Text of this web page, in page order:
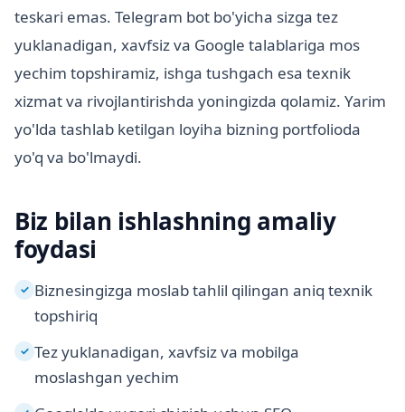
teskari emas. Telegram bot bo'yicha sizga tez
yuklanadigan, xavfsiz va Google talablariga mos
yechim topshiramiz, ishga tushgach esa texnik
xizmat va rivojlantirishda yoningizda qolamiz. Yarim
yo'lda tashlab ketilgan loyiha bizning portfolioda
yo'q va bo'lmaydi.
Biz bilan ishlashning amaliy
foydasi
✓ Biznesingizga moslab tahlil qilingan aniq texnik
topshiriq
✓ Tez yuklanadigan, xavfsiz va mobilga
moslashgan yechim